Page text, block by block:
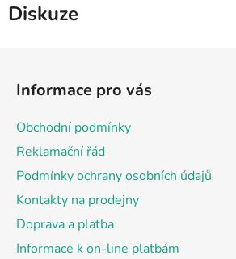
Diskuze
Informace pro vás
Obchodní podmínky
Reklamační řád
Podmínky ochrany osobních údajů
Kontakty na prodejny
Doprava a platba
Informace k on-line platbám